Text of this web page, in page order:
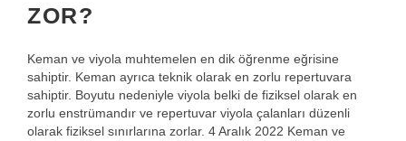
ZOR?
Keman ve viyola muhtemelen en dik öğrenme eğrisine
sahiptir. Keman ayrıca teknik olarak en zorlu repertuvara
sahiptir. Boyutu nedeniyle viyola belki de fiziksel olarak en
zorlu enstrümandır ve repertuvar viyola çalanları düzenli
olarak fiziksel sınırlarına zorlar. 4 Aralık 2022 Keman ve